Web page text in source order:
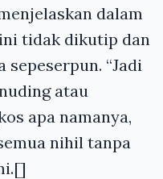
dalam
tidak dikutip dan
“Jadi
atau
apa namanya,
nihil tanpa